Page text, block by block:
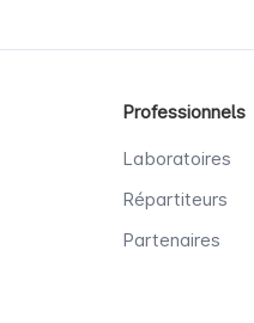
Professionnels
Laboratoires
Répartiteurs
Partenaires